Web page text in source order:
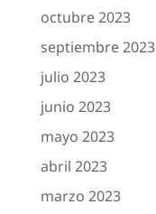
octubre 2023
septiembre 2023
julio 2023
junio 2023
mayo 2023
abril 2023
marzo 2023